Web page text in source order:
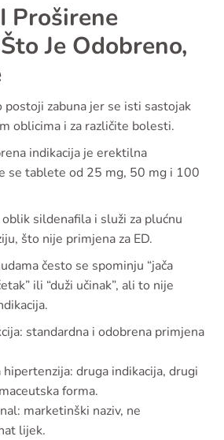
Proširene
Je Odobreno,
postoji zabuna jer se isti sastojak
oblicima i za različite bolesti.
indikacija je erektilna
se tablete od 25 mg, 50 mg i 100
sildenafila i služi za plućnu
što nije primjena za ED.
često se spominju “jača
ili “duži učinak”, ali to nije
standardna i odobrena primjena
druga indikacija, drugi
forma.
marketinški naziv, ne
lijek.